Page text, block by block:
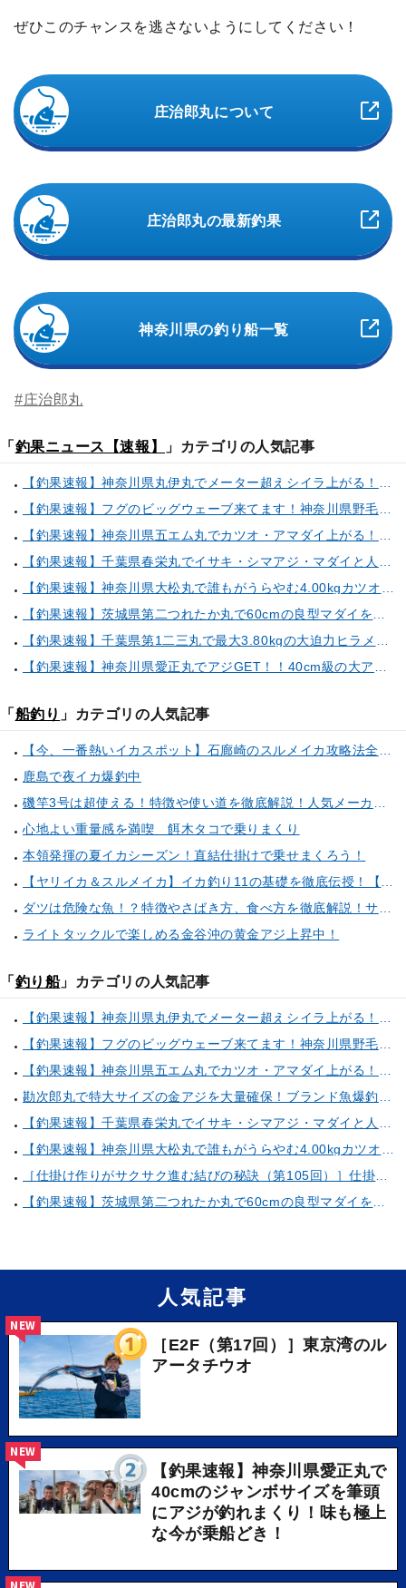
ぜひこのチャンスを逃さないようにしてください！
庄治郎丸について
庄治郎丸の最新釣果
神奈川県の釣り船一覧
#庄治郎丸
「 釣果ニュース【速報】 」カテゴリの人気記事
「 船釣り 」カテゴリの人気記事
鹿島で夜イカ爆釣中
心地よい重量感を満喫 餌木タコで乗りまくり
本領発揮の夏イカシーズン！直結仕掛けで乗せまくろう！
ライトタックルで楽しめる金谷沖の黄金アジ上昇中！
「 釣り船」カテゴリの人気記事
人気記事
［E2F（第17回）］東京湾のル
アータチウオ
NEW
【釣果速報】神奈川県愛正丸で
40cmのジャンボサイズを筆頭
にアジが釣れまくり！味も極上
な今が乗船どき！
NEW